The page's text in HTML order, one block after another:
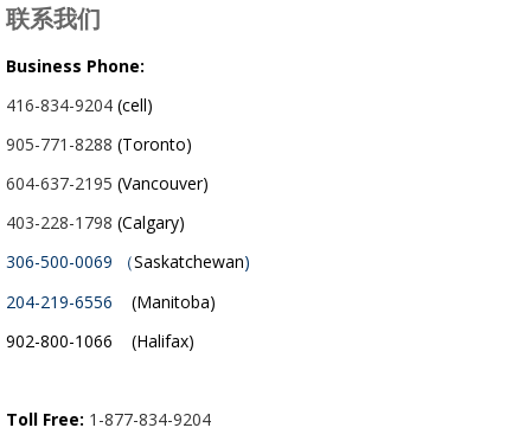
联系我们
Business Phone:
416-834-9204 (cell)
905-771-8288 (Toronto)
604-637-2195 (Vancouver)
403-228-1798 (Calgary)
306-500-0069 （Saskatchewan)
204-219-6556 (Manitoba)
902-800-1066 (Halifax)
Toll Free: 1-877-834-9204